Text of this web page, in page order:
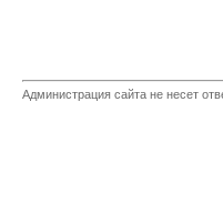
Администрация сайта не несет